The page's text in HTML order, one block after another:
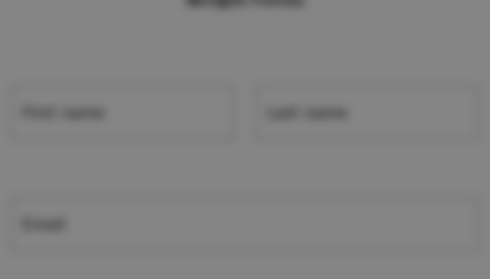
First name Last name
Email